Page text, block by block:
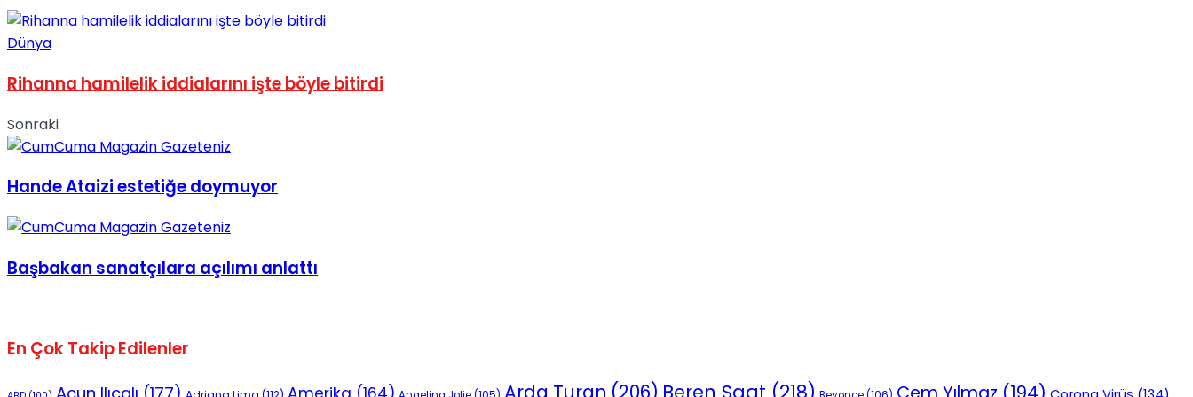
No Result
View All Result
Dünya
Rihanna hamilelik iddialarını işte böyle bitirdi
Sonraki
Hande Ataizi estetiğe doymuyor
Başbakan sanatçılara açılımı anlattı
En Çok Takip Edilenler